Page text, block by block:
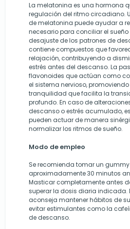
La melatonina es una hormona
regulación del ritmo circadiano.
de melatonina puede ayudar a
necesario para conciliar el
desajuste de los patrones de
contiene compuestos que
relajación, contribuyendo a
estrés antes del descanso. La
flavonoides que actúan como
el sistema nervioso,
tranquilidad que facilita la
profundo. En caso de
descanso o estrés acumulado,
pueden actuar de manera
normalizar los ritmos de sueño.
Modo de empleo
Se recomienda tomar un
aproximadamente 30 minutos
Masticar completamente antes
superar la dosis diaria indicada.
aconseja mantener hábitos de
evitar estimulantes como la
de descanso.